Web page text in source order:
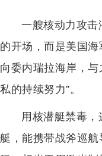
一艘核动力攻击
的开场，而是美国
向委内瑞拉海岸，
私的持续努力”。
用核潜艇禁毒，
艇，能携带战斧巡